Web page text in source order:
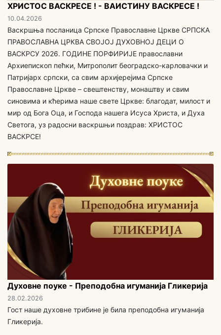
ХРИСТОС ВАСКРЕСЕ ! - ВАИСТИНУ ВАСКРЕСЕ !
10.04.2026
Васкршња посланица Српске Православне Цркве СРПСКА
ПРАВОСЛАВНА ЦРКВА СВОЈОЈ ДУХОВНОЈ ДЕЦИ O
ВАСКРСУ 2026. ГОДИНЕ ПОРФИРИЈЕ православни
Архиепископ пећки, Митрополит београдско-карловачки и
Патријарх српски, са свим aрхијерејима Српске
Православне Цркве – свештенству, монаштву и свим
синовима и кћерима наше свете Цркве: благодат, милост и
мир од Бога Оца, и Господа нашега Исуса Христа, и Духа
Светога, уз радосни васкршњи поздрав: ХРИСТОС
ВАСКРСЕ!
Духовне поуке - Преподобна игуманија Гликерија
28.02.2026
Гост наше духовне трибине је била преподобна игуманија
Гликерија.